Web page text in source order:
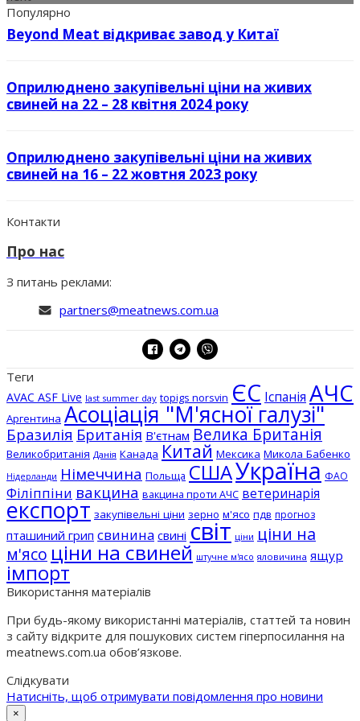
Популярно
Beyond Meat відкриває завод у Китаї
Оприлюднено закупівельні ціни на живих
свиней на 22 – 28 квітня 2024 року
Оприлюднено закупівельні ціни на живих
свиней на 16 – 22 жовтня 2023 року
Контакти
Про нас
З питань реклами:
partners@meatnews.com.ua
Теги
AVAC ASF Live last summer day topigs norsvin ЄС Іспанія АЧС
Аргентина Асоціація "М'ясної галузі"
Бразилія Британія В'єтнам Велика Британія
Великобританія Данія Канада Китай Мексика Микола Бабенко
Нідерланди Німеччина Польща СШАУкраїна ФАО
Філіппіни вакцина вакцина проти АЧС ветеринарія
експорт закупівельні ціни зерно м'ясо пдв прогноз
пташиний грип свинина свині світ ціни ціни на
м'ясо ціни на свиней штучне м'ясо яловичина ящур
імпорт
Використання матеріалів
При будь-якому використанні матеріалів, статтей та новин
з сайту відкрите для пошукових систем гіперпосилання на
meatnews.com.ua обов’язкове.
Слідкувати
Натисніть, щоб отримувати повідомлення про новини
×